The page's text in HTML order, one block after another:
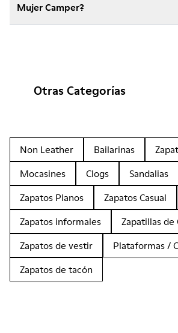
Mujer Camper?
Otras Categorías
Non Leather Bailarinas
Mocasines
Clogs Sandalias
Zapatos Planos
Zapatos Casual
Zapatos informales
Zapatillas de
Zapatos de vestir
Plataformas /
Zapatos de tacón